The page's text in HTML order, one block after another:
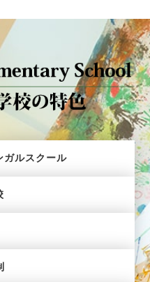
ガルスクール